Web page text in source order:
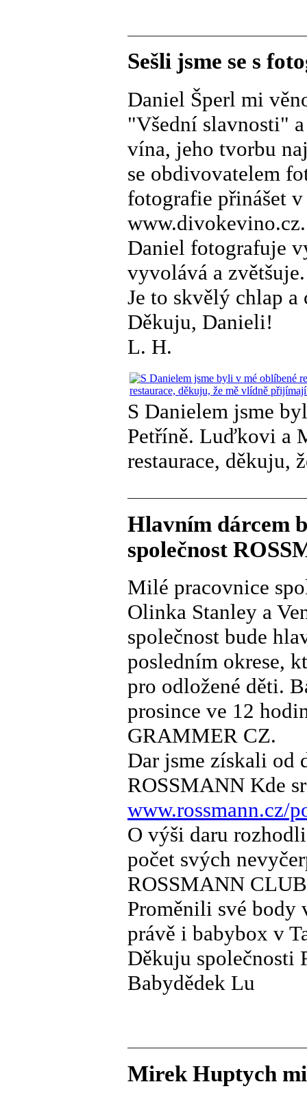
Sešli jsme se s
Daniel Šperl mi
"Všední slavnosti"
vína, jeho tvorbu
se obdivovatelem
fotografie přinášet
www.divokevino.cz.
Daniel fotografuje
vyvolává a
Je to skvělý chlap
Děkuju, Danieli!
L. H.
S Danielem jsme
Petříně. Luďkovi a
restaurace, děkuju,
Hlavním dárcem
společnost
Milé pracovnice
Olinka Stanley a
společnost bude
posledním okrese,
pro odložené děti.
prosince ve 12
GRAMMER CZ.
Dar jsme získali od
ROSSMANN Kde
www.rossmann.cz/
O výši daru
počet svých
ROSSMANN
Proměnili své body
právě i babybox v
Děkuju společnosti
Babydědek Lu
Mirek Huptych